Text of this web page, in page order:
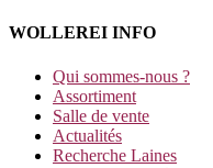
WOLLEREI INFO
Qui sommes-nous ?
Assortiment
Salle de vente
Actualités
Recherche Laines